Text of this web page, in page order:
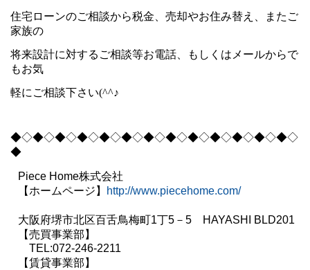
住宅ローンのご相談から税金、売却やお住み替え、またご
家族の
将来設計に対するご相談等お電話、もしくはメールからで
もお気
軽にご相談下さい(^^♪
◆◇◆◇◆◇◆◇◆◇◆◇◆◇◆◇◆◇◆◇◆◇◆◇◆◇
◆
Piece Home株式会社
【ホームページ】
http://www.piecehome.com/
大阪府堺市北区百舌鳥梅町1丁5－5 HAYASHI BLD201
【売買事業部】
TEL:072-246-2211
【賃貸事業部】